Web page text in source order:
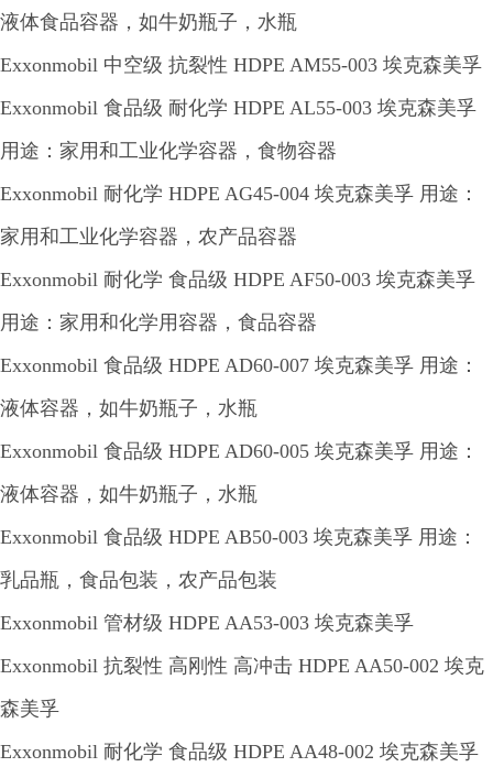
液体食品容器，如牛奶瓶子，水瓶
Exxonmobil 中空级 抗裂性 HDPE AM55-003 埃克森美孚
Exxonmobil 食品级 耐化学 HDPE AL55-003 埃克森美孚
用途：家用和工业化学容器，食物容器
Exxonmobil 耐化学 HDPE AG45-004 埃克森美孚 用途：
家用和工业化学容器，农产品容器
Exxonmobil 耐化学 食品级 HDPE AF50-003 埃克森美孚
用途：家用和化学用容器，食品容器
Exxonmobil 食品级 HDPE AD60-007 埃克森美孚 用途：
液体容器，如牛奶瓶子，水瓶
Exxonmobil 食品级 HDPE AD60-005 埃克森美孚 用途：
液体容器，如牛奶瓶子，水瓶
Exxonmobil 食品级 HDPE AB50-003 埃克森美孚 用途：
乳品瓶，食品包装，农产品包装
Exxonmobil 管材级 HDPE AA53-003 埃克森美孚
Exxonmobil 抗裂性 高刚性 高冲击 HDPE AA50-002 埃克
森美孚
Exxonmobil 耐化学 食品级 HDPE AA48-002 埃克森美孚